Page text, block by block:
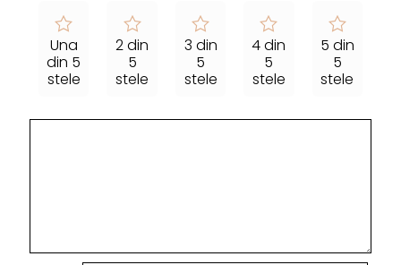
Una
din 5
stele
2 din
5
stele
3 din
5
stele
4 din
5
stele
5 din
5
stele